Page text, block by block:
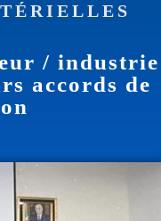
/ industrie
accords de